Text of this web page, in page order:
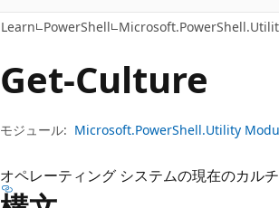
に
ス
ッ
シ
ョ
に
キ
プ
Learn PowerShell
Get-Culture
モジュール: Microsoft.PowerShell.Utility
オペレーティング システムの現在のカル